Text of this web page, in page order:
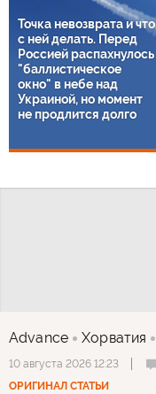
Точка невозврата и что
с ней делать. Перед
Россией распахнулось
"баллистическое
окно" в небе над
Украиной, но момент
не продлится долго
Advance Хорватия
10 августа 2026 12:23
ОРИГИНАЛ СТАТЬИ